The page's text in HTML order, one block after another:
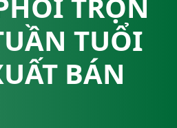
TUỔI
BÁN